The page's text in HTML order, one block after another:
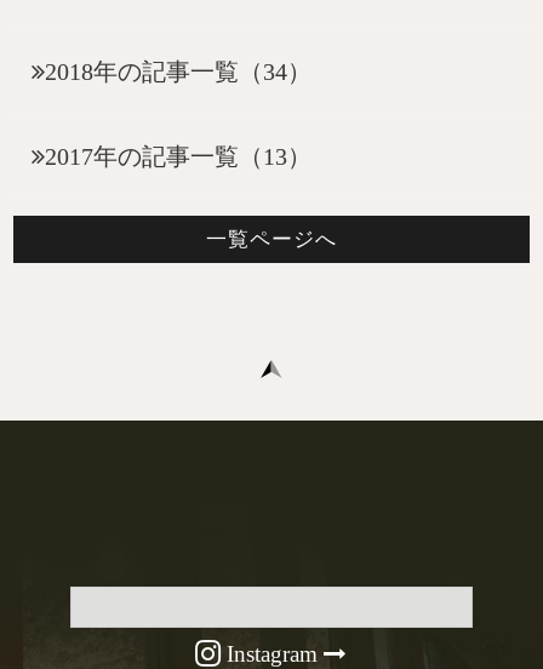
2018年の記事一覧（34）
2017年の記事一覧（13）
一覧ページへ
Instagram